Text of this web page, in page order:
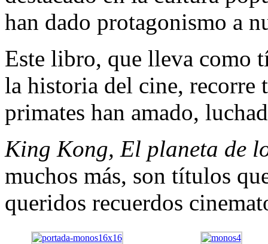
han dado protagonismo a
Este libro, que lleva como
la historia del cine, recorre
primates han amado,
King Kong, El planeta de
muchos más, son títulos
queridos recuerdos